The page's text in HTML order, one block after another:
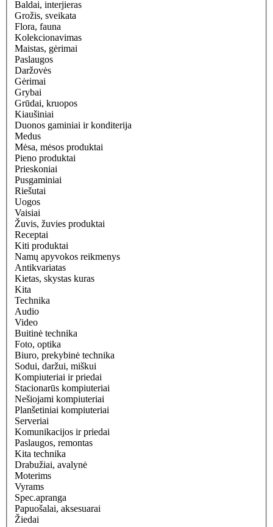
Baldai, interjieras
Grožis, sveikata
Flora, fauna
Kolekcionavimas
Maistas, gėrimai
Paslaugos
Daržovės
Gėrimai
Grybai
Grūdai, kruopos
Kiaušiniai
Duonos gaminiai ir konditerija
Medus
Mėsa, mėsos produktai
Pieno produktai
Prieskoniai
Pusgaminiai
Riešutai
Uogos
Vaisiai
Žuvis, žuvies produktai
Receptai
Kiti produktai
Namų apyvokos reikmenys
Antikvariatas
Kietas, skystas kuras
Kita
Technika
Audio
Video
Buitinė technika
Foto, optika
Biuro, prekybinė technika
Sodui, daržui, miškui
Kompiuteriai ir priedai
Stacionarūs kompiuteriai
Nešiojami kompiuteriai
Planšetiniai kompiuteriai
Serveriai
Komunikacijos ir priedai
Paslaugos, remontas
Kita technika
Drabužiai, avalynė
Moterims
Vyrams
Spec.apranga
Papuošalai, aksesuarai
Žiedai